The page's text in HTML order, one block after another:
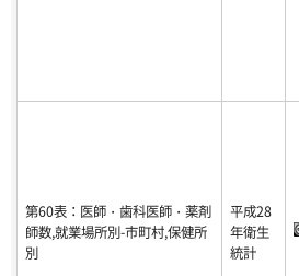
第60表：医師・歯科医師・薬剤
師数,就業場所別-市町村,保健所
別
平成28
年衛生
統計